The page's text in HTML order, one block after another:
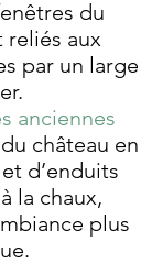
du
reliés aux
par un large
anciennes
château en
et d’enduits
la chaux,
plus